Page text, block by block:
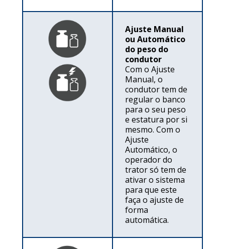
Ajuste Manual
ou Automático
do peso do
condutor
Com o Ajuste
Manual, o
condutor tem de
regular o banco
para o seu peso
e estatura por si
mesmo. Com o
Ajuste
Automático, o
operador do
trator só tem de
ativar o sistema
para que este
faça o ajuste de
forma
automática.